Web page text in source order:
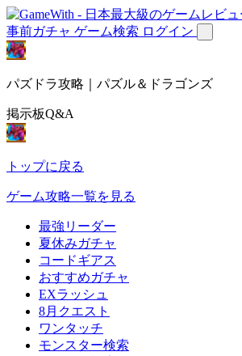
事前ガチャ ゲーム検索 ログイン
パズドラ攻略｜パズル＆ドラゴンズ
掲示板Q&A
トップに戻る
ゲーム攻略一覧を見る
最強リーダー
夏休みガチャ
コードギアス
おすすめガチャ
EXラッシュ
8月クエスト
ワンタッチ
モンスター検索